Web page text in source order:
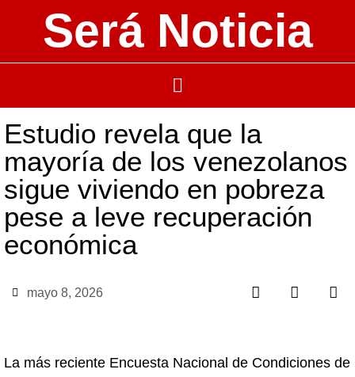
Será Noticia
Estudio revela que la
mayoría de los venezolanos
sigue viviendo en pobreza
pese a leve recuperación
económica
mayo 8, 2026
La más reciente Encuesta Nacional de Condiciones de